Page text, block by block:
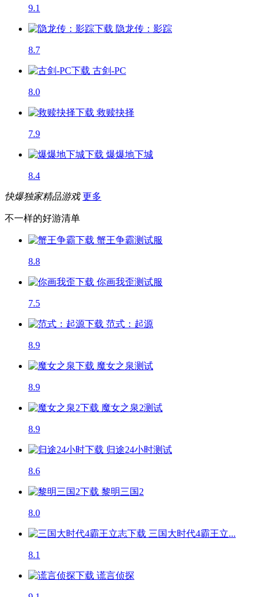
9.1
隐龙传：影踪
8.7
古剑-PC
8.0
救赎抉择
7.9
爆爆地下城
8.4
快爆独家精品游戏 更多
不一样的好游清单
蟹王争霸测试服
8.8
你画我歪测试服
7.5
范式：起源
8.9
魔女之泉测试
8.9
魔女之泉2测试
8.9
归途24小时测试
8.6
黎明三国2
8.0
三国大时代4霸王立...
8.1
谎言侦探